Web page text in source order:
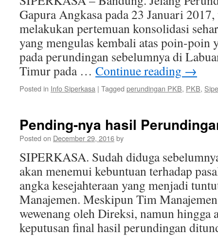
Gapura Angkasa pada 23 Januari
melakukan pertemuan konsolidasi
yang mengulas kembali atas poin-poin
pada perundingan sebelumnya di
Timur pada … Continue reading →
Posted in Info Siperkasa | Tagged perundingan PKB, PKB,
Pending-nya hasil
Posted on December 29, 2016by
SIPERKASA. Sudah diduga
akan menemui kebuntuan terhadap
angka kesejahteraan yang menjadi
Manajemen. Meskipun Tim
wewenang oleh Direksi, namun hingga
keputusan final hasil perundingan